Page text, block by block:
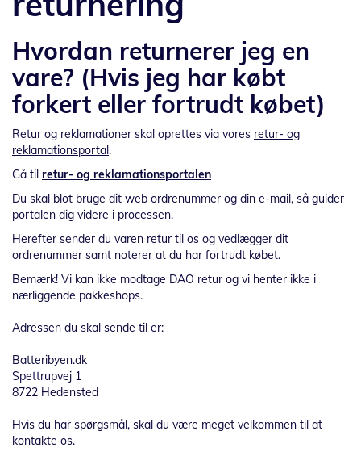
Hvordan returnerer jeg en
vare? (Hvis jeg har købt
forkert eller fortrudt købet)
Retur og reklamationer skal oprettes via vores retur- og
reklamationsportal.
Gå til retur- og reklamationsportalen
Du skal blot bruge dit web ordrenummer og din e-mail, så guider
portalen dig videre i processen.
Herefter sender du varen retur til os og vedlægger dit
ordrenummer samt noterer at du har fortrudt købet.
Bemærk! Vi kan ikke modtage DAO retur og vi henter ikke i
nærliggende pakkeshops.
Adressen du skal sende til er:
Batteribyen.dk
Spettrupvej 1
8722 Hedensted
Hvis du har spørgsmål, skal du være meget velkommen til at
kontakte os.